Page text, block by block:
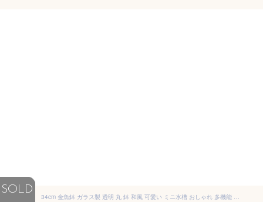
SOLD
34cm 金魚鉢 ガラス製 透明 丸 鉢 和風 可愛い ミニ水槽 おしゃれ 多機能 観葉植物を入れて 万能ガラス容器 大容量 金魚 ベタ メダカ アカヒレなど 砂あび 砂場 砂あそび